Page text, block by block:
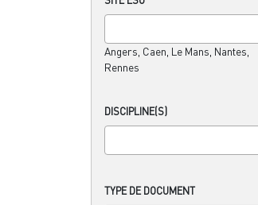
Angers, Caen, Le Mans, Nantes,
Rennes
DISCIPLINE(S)
TYPE DE DOCUMENT